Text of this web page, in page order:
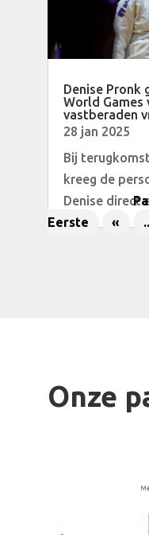
Denise Pronk
World Games
vastberaden
28 jan 2025
Bij
kreeg de
Denise direct
Eerste
«
Onze